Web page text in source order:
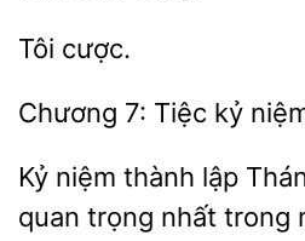
7: Tiệc
niệm thành lập
quan trọng nhất trong